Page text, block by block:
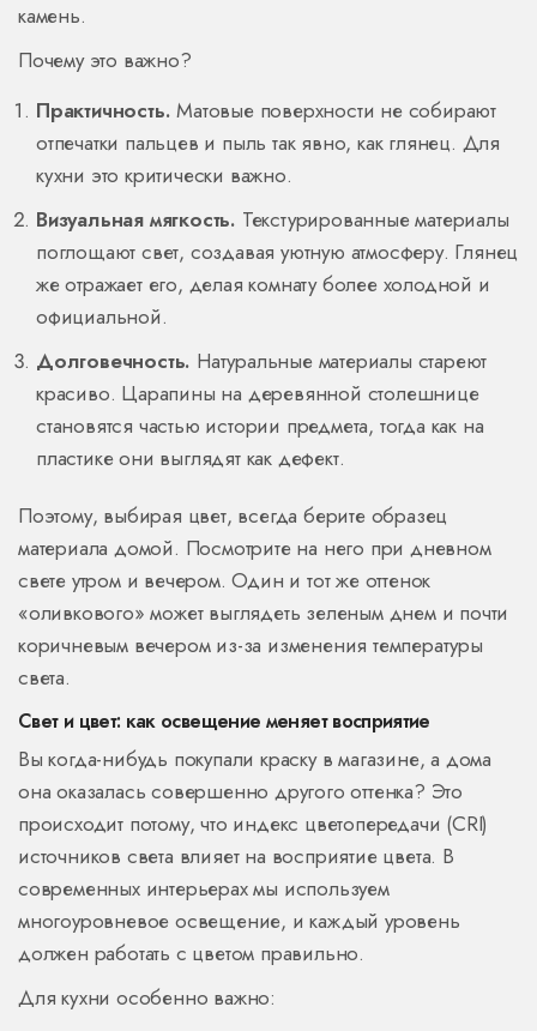
камень.
Почему это важно?
Практичность. Матовые поверхности не собирают
отпечатки пальцев и пыль так явно, как глянец. Для
кухни это критически важно.
Визуальная мягкость. Текстурированные материалы
поглощают свет, создавая уютную атмосферу. Глянец
же отражает его, делая комнату более холодной и
официальной.
Долговечность. Натуральные материалы стареют
красиво. Царапины на деревянной столешнице
становятся частью истории предмета, тогда как на
пластике они выглядят как дефект.
Поэтому, выбирая цвет, всегда берите образец
материала домой. Посмотрите на него при дневном
свете утром и вечером. Один и тот же оттенок
«оливкового» может выглядеть зеленым днем и почти
коричневым вечером из-за изменения температуры
света.
Свет и цвет: как освещение меняет восприятие
Вы когда-нибудь покупали краску в магазине, а дома
она оказалась совершенно другого оттенка? Это
происходит потому, что индекс цветопередачи (CRI)
источников света влияет на восприятие цвета. В
современных интерьерах мы используем
многоуровневое освещение, и каждый уровень
должен работать с цветом правильно.
Для кухни особенно важно: